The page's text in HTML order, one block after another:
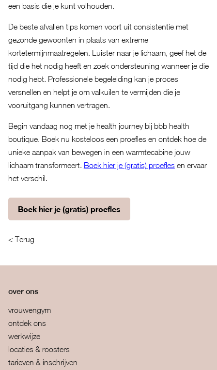
een basis die je kunt volhouden.
De beste afvallen tips komen voort uit consistentie met
gezonde gewoonten in plaats van extreme
kortetermijnmaatregelen. Luister naar je lichaam, geef het de
tijd die het nodig heeft en zoek ondersteuning wanneer je die
nodig hebt. Professionele begeleiding kan je proces
versnellen en helpt je om valkuilen te vermijden die je
vooruitgang kunnen vertragen.
Begin vandaag nog met je health journey bij bbb health
boutique. Boek nu kosteloos een proefles en ontdek hoe de
unieke aanpak van bewegen in een warmtecabine jouw
lichaam transformeert. Boek hier je (gratis) proeflesen ervaar
het verschil.
Boek hier je (gratis) proefles
< Terug
over ons
vrouwengym
ontdek ons
werkwijze
locaties & roosters
tarieven & inschrijven